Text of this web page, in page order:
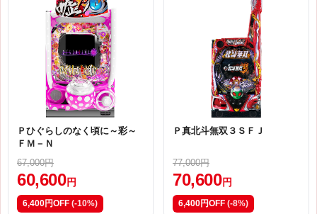
Ｐひぐらしのなく頃に～彩～
ＦＭ－Ｎ
67,000円
60,600 円
6,400円OFF (-10%)
Ｐ真北斗無双３ＳＦＪ
77,000円
70,600 円
6,400円OFF (-8%)